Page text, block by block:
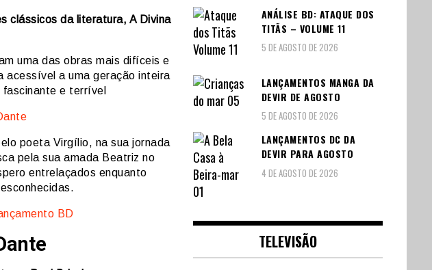
clássicos da literatura, A Divina
uma das obras mais difíceis e
acessível a uma geração inteira
e terrível
poeta Virgílio, na sua jornada
pela sua amada Beatriz no
entrelaçados enquanto
ANÁLISE BD: ATAQUE DOS
TITÃS – VOLUME 11
5 DE AGOSTO DE 2026
LANÇAMENTOS MANGA DA
DEVIR DE AGOSTO
5 DE AGOSTO DE 2026
LANÇAMENTOS DC DA
DEVIR PARA AGOSTO
4 DE AGOSTO DE 2026
TELEVISÃO